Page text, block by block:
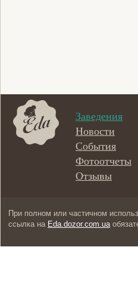
Заведения
Новости
События
Фотоотчеты
Отзывы
При полном или частичном
ссылка на Eda.dozor.com.ua